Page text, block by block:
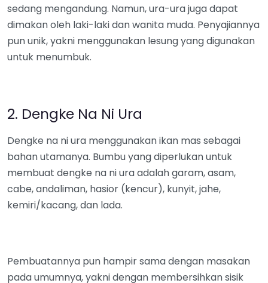
sedang mengandung. Namun, ura-ura juga dapat
dimakan oleh laki-laki dan wanita muda. Penyajiannya
pun unik, yakni menggunakan lesung yang digunakan
untuk menumbuk.
2. Dengke Na Ni Ura
Dengke na ni ura menggunakan ikan mas sebagai
bahan utamanya. Bumbu yang diperlukan untuk
membuat dengke na ni ura adalah garam, asam,
cabe, andaliman, hasior (kencur), kunyit, jahe,
kemiri/kacang, dan lada.
Pembuatannya pun hampir sama dengan masakan
pada umumnya, yakni dengan membersihkan sisik